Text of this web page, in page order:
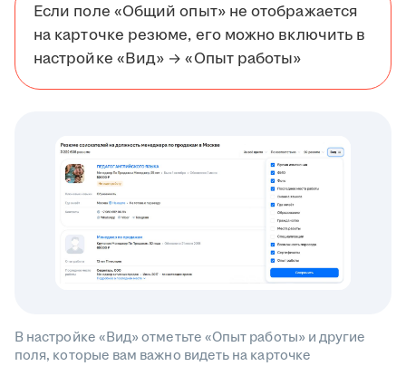
Если поле «Общий опыт» не отображается
на карточке резюме, его можно включить в
настройке «Вид» → «Опыт работы»
В настройке «Вид» отметьте «Опыт работы» и другие
поля, которые вам важно видеть на карточке